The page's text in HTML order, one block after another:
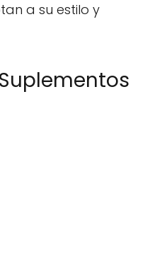
a su estilo y